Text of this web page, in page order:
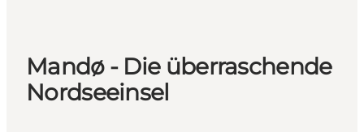
Mandø - Die überraschende
Nordseeinsel